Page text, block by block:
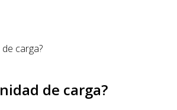
de carga?